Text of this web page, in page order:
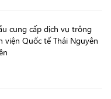
cung cấp dịch vụ trông
viện Quốc tế Thái Nguyên